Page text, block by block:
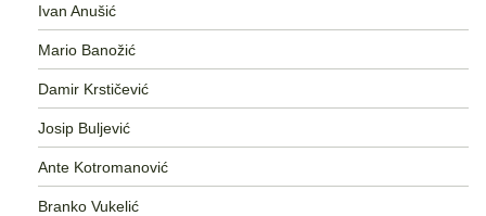
Ivan Anušić
Mario Banožić
Damir Krstičević
Josip Buljević
Ante Kotromanović
Branko Vukelić